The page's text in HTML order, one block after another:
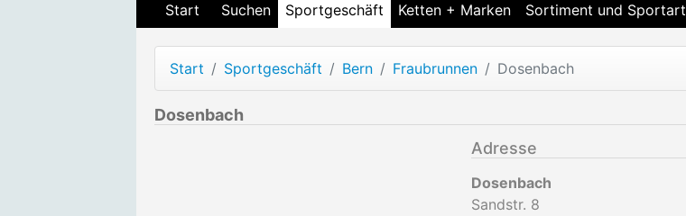
Start Suchen Sportgeschäft Ketten + Marken Sortiment und Sportart
Start Sportgeschäft Bern Fraubrunnen Dosenbach
Dosenbach
Adresse
Dosenbach
Sandstr. 8